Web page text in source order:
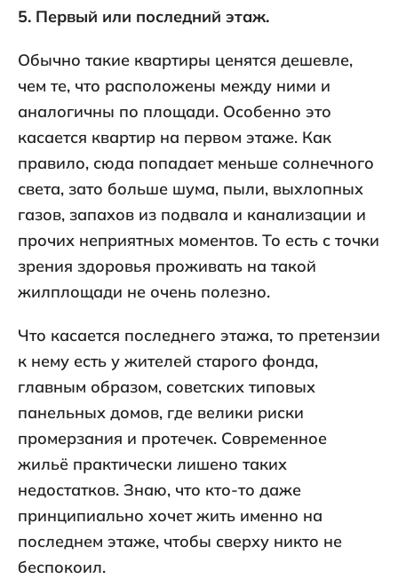
5. Первый или последний этаж.
Обычно такие квартиры ценятся дешевле,
чем те, что расположены между ними и
аналогичны по площади. Особенно это
касается квартир на первом этаже. Как
правило, сюда попадает меньше солнечного
света, зато больше шума, пыли, выхлопных
газов, запахов из подвала и канализации и
прочих неприятных моментов. То есть с точки
зрения здоровья проживать на такой
жилплощади не очень полезно.
Что касается последнего этажа, то претензии
к нему есть у жителей старого фонда,
главным образом, советских типовых
панельных домов, где велики риски
промерзания и протечек. Современное
жильё практически лишено таких
недостатков. Знаю, что кто-то даже
принципиально хочет жить именно на
последнем этаже, чтобы сверху никто не
беспокоил.